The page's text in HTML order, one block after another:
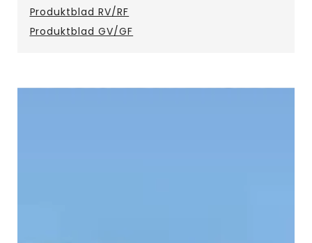
Produktblad RV/RF
Produktblad GV/GF